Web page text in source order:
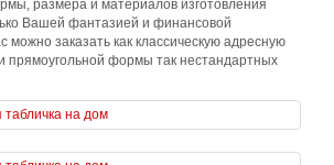
размера и материалов изготовления
Вашей фантазией и финансовой
можно заказать как классическую адресную
прямоугольной формы так нестандартных